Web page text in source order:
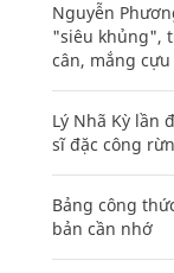
Nguyễn
"siêu khủng",
cân, mắng
Lý Nhã Kỳ lần
sĩ đặc công
Bảng công
bản cần nhớ